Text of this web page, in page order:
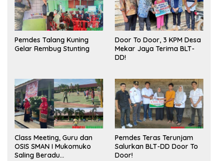
Pemdes Talang Kuning
Gelar Rembug Stunting
Door To Door, 3 KPM Desa
Mekar Jaya Terima BLT-
DD!
Class Meeting, Guru dan
OSIS SMAN I Mukomuko
Saling Beradu
Pemdes Teras Terunjam
Salurkan BLT-DD Door To
Door!